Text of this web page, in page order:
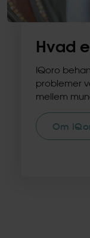
Hvad
IQoro
problemer
mellem
Om